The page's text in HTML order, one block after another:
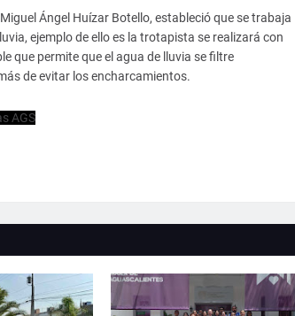
Ángel Huízar Botello, estableció que se trabaja
ejemplo de ello es la trotapista se realizará con
que permite que el agua de lluvia se filtre
de evitar los encharcamientos.
AGS